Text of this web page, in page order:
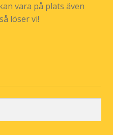
vara på plats även
löser vi!